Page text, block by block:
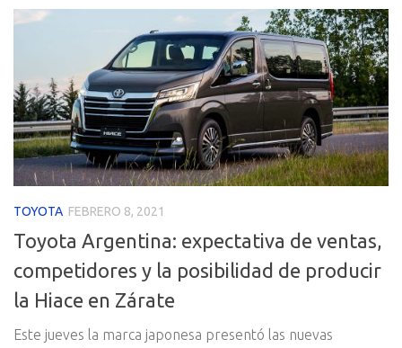
TOYOTA FEBRERO 8, 2021
Toyota Argentina: expectativa de ventas,
competidores y la posibilidad de producir
la Hiace en Zárate
Este jueves la marca japonesa presentó las nuevas